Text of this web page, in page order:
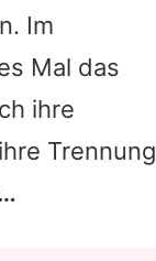
Im
Mal das
ihre
Trennung